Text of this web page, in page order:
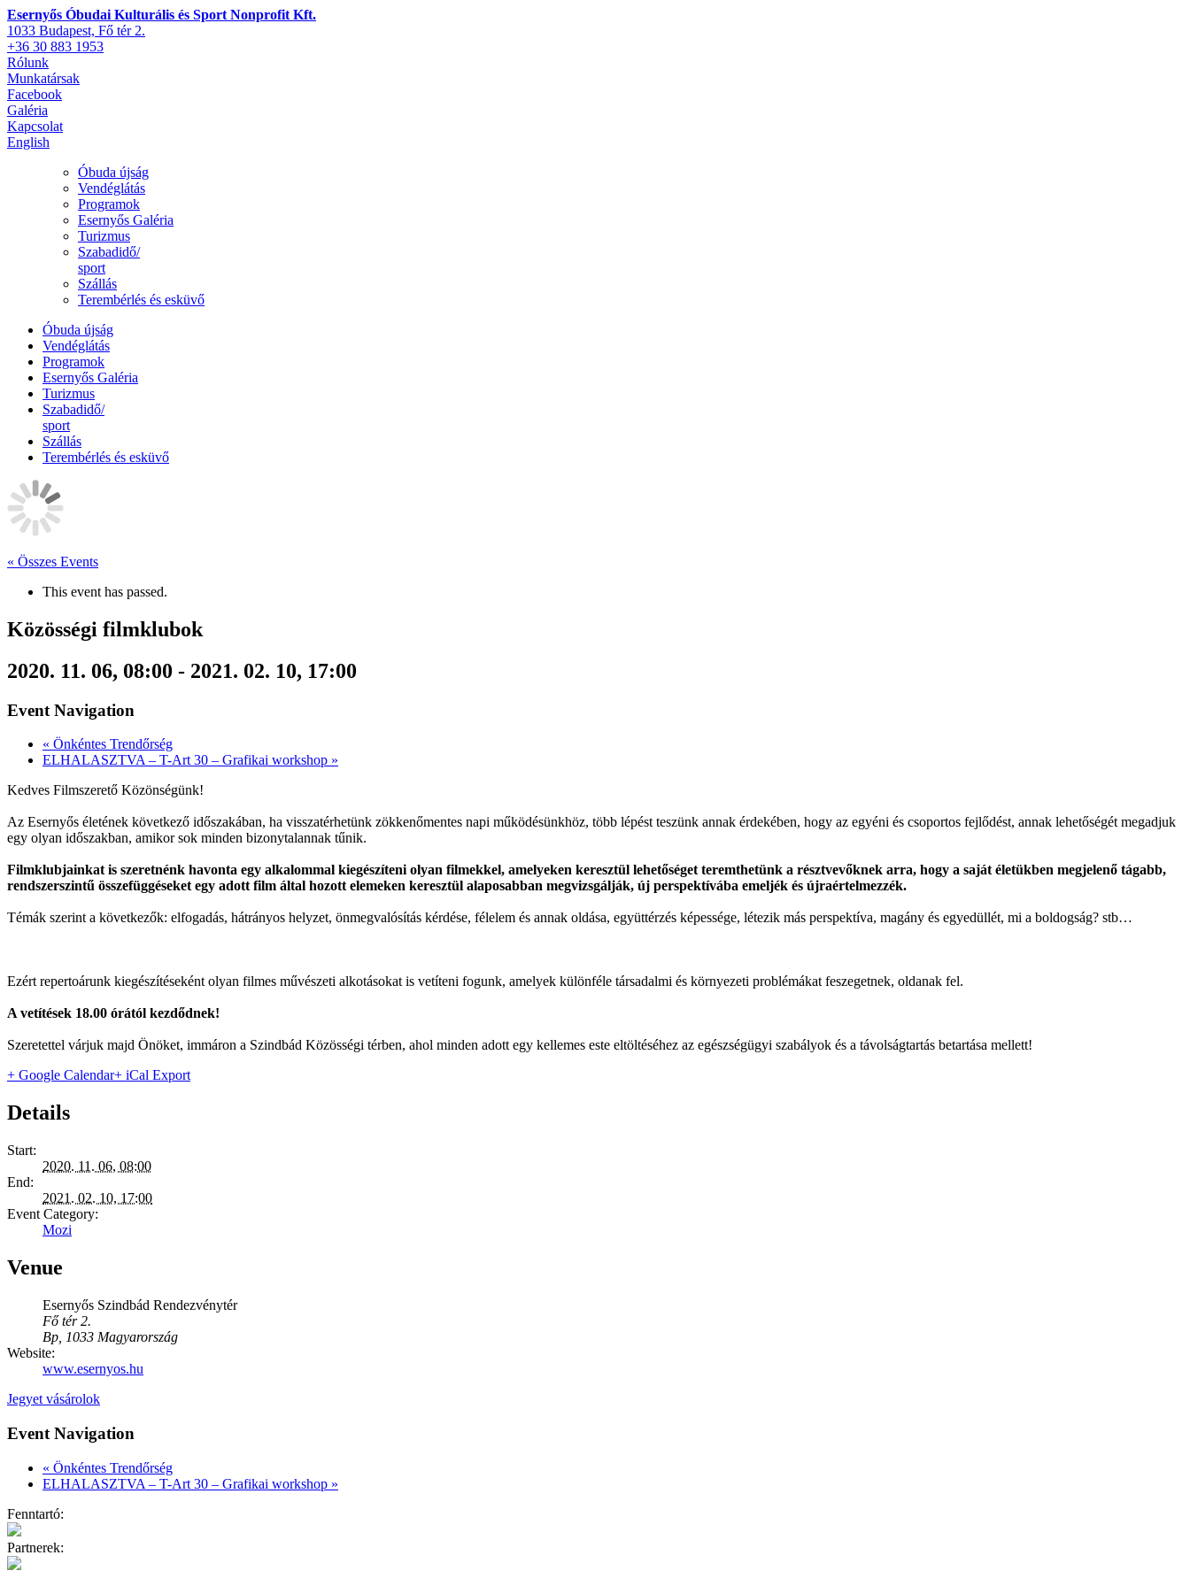
Esernyős Óbudai Kulturális és Sport Nonprofit Kft.
1033 Budapest, Fő tér 2.
+36 30 883 1953
Rólunk
Munkatársak
Facebook
Galéria
Kapcsolat
English
Óbuda újság
Vendéglátás
Programok
Esernyős Galéria
Turizmus
Szabadidő/
sport
Szállás
Terembérlés és esküvő
Óbuda újság
Vendéglátás
Programok
Esernyős Galéria
Turizmus
Szabadidő/
sport
Szállás
Terembérlés és esküvő
« Összes Events
This event has passed.
Közösségi filmklubok
2020. 11. 06, 08:00 - 2021. 02. 10, 17:00
Event Navigation
« Önkéntes Trendőrség
ELHALASZTVA – T-Art 30 – Grafikai workshop »
Kedves Filmszerető Közönségünk!
Az Esernyős életének következő időszakában, ha visszatérhetünk zökkenőmentes napi működésünkhöz, több lépést teszünk annak érdekében, hogy az egyéni és csoportos fejlődést, annak lehetőségét megadjuk
egy olyan időszakban, amikor sok minden bizonytalannak tűnik.
Filmklubjainkat is szeretnénk havonta egy alkalommal kiegészíteni olyan filmekkel, amelyeken keresztül lehetőséget teremthetünk a résztvevőknek arra, hogy a saját életükben megjelenő tágabb,
rendszerszintű összefüggéseket egy adott film által hozott elemeken keresztül alaposabban megvizsgálják, új perspektívába emeljék és újraértelmezzék.
Témák szerint a következők: elfogadás, hátrányos helyzet, önmegvalósítás kérdése, félelem és annak oldása, együttérzés képessége, létezik más perspektíva, magány és egyedüllét, mi a boldogság? stb…
Ezért repertoárunk kiegészítéseként olyan filmes művészeti alkotásokat is vetíteni fogunk, amelyek különféle társadalmi és környezeti problémákat feszegetnek, oldanak fel.
A vetítések 18.00 órától kezdődnek!
Szeretettel várjuk majd Önöket, immáron a Szindbád Közösségi térben, ahol minden adott egy kellemes este eltöltéséhez az egészségügyi szabályok és a távolságtartás betartása mellett!
+ Google Calendar+ iCal Export
Details
Start:
2020. 11. 06, 08:00
End:
2021. 02. 10, 17:00
Event Category:
Mozi
Venue
Esernyős Szindbád Rendezvénytér
Fő tér 2.
Bp 1033 Magyarország
Website:
www.esernyos.hu
Jegyet vásárolok
Event Navigation
« Önkéntes Trendőrség
ELHALASZTVA – T-Art 30 – Grafikai workshop »
Fenntartó:
Partnerek: